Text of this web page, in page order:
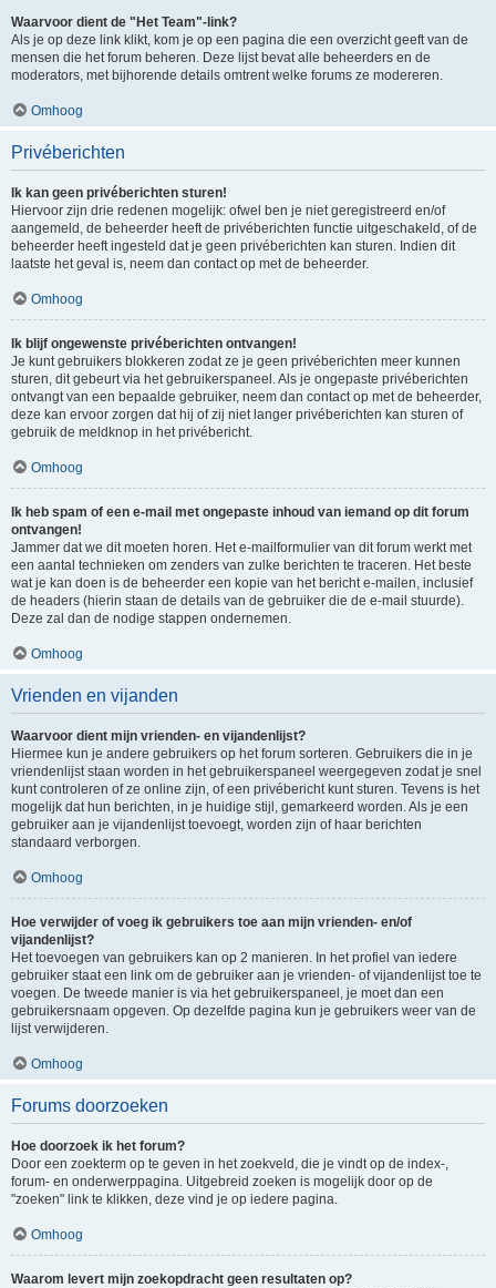
Waarvoor dient de "Het Team"-link?
Als je op deze link klikt, kom je op een pagina die een overzicht geeft van de
mensen die het forum beheren. Deze lijst bevat alle beheerders en de
moderators, met bijhorende details omtrent welke forums ze modereren.
Omhoog
Privéberichten
Ik kan geen privéberichten sturen!
Hiervoor zijn drie redenen mogelijk: ofwel ben je niet geregistreerd en/of
aangemeld, de beheerder heeft de privéberichten functie uitgeschakeld, of de
beheerder heeft ingesteld dat je geen privéberichten kan sturen. Indien dit
laatste het geval is, neem dan contact op met de beheerder.
Omhoog
Ik blijf ongewenste privéberichten ontvangen!
Je kunt gebruikers blokkeren zodat ze je geen privéberichten meer kunnen
sturen, dit gebeurt via het gebruikerspaneel. Als je ongepaste privéberichten
ontvangt van een bepaalde gebruiker, neem dan contact op met de beheerder,
deze kan ervoor zorgen dat hij of zij niet langer privéberichten kan sturen of
gebruik de meldknop in het privébericht.
Omhoog
Ik heb spam of een e-mail met ongepaste inhoud van iemand op dit forum
ontvangen!
Jammer dat we dit moeten horen. Het e-mailformulier van dit forum werkt met
een aantal technieken om zenders van zulke berichten te traceren. Het beste
wat je kan doen is de beheerder een kopie van het bericht e-mailen, inclusief
de headers (hierin staan de details van de gebruiker die de e-mail stuurde).
Deze zal dan de nodige stappen ondernemen.
Omhoog
Vrienden en vijanden
Waarvoor dient mijn vrienden- en vijandenlijst?
Hiermee kun je andere gebruikers op het forum sorteren. Gebruikers die in je
vriendenlijst staan worden in het gebruikerspaneel weergegeven zodat je snel
kunt controleren of ze online zijn, of een privébericht kunt sturen. Tevens is het
mogelijk dat hun berichten, in je huidige stijl, gemarkeerd worden. Als je een
gebruiker aan je vijandenlijst toevoegt, worden zijn of haar berichten
standaard verborgen.
Omhoog
Hoe verwijder of voeg ik gebruikers toe aan mijn vrienden- en/of
vijandenlijst?
Het toevoegen van gebruikers kan op 2 manieren. In het profiel van iedere
gebruiker staat een link om de gebruiker aan je vrienden- of vijandenlijst toe te
voegen. De tweede manier is via het gebruikerspaneel, je moet dan een
gebruikersnaam opgeven. Op dezelfde pagina kun je gebruikers weer van de
lijst verwijderen.
Omhoog
Forums doorzoeken
Hoe doorzoek ik het forum?
Door een zoekterm op te geven in het zoekveld, die je vindt op de index-,
forum- en onderwerppagina. Uitgebreid zoeken is mogelijk door op de
"zoeken" link te klikken, deze vind je op iedere pagina.
Omhoog
Waarom levert mijn zoekopdracht geen resultaten op?